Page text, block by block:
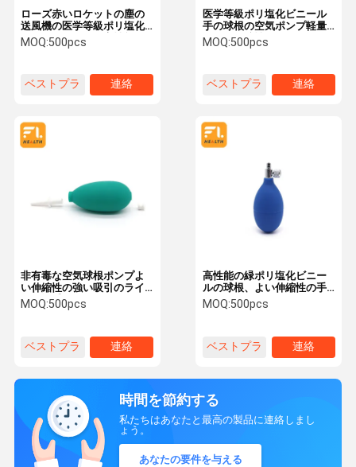
ローズ赤いロケットの塵の
送風機の医学等級ポリ塩化
ビニールの軽量の高性能
MOQ:500pcs
ベストプラ
連絡
医学等級ポリ塩化ビニール
手の球根の空気ポンプ軽量
のよい伸縮性
MOQ:500pcs
ベストプラ
連絡
非有毒な空気球根ポンプよ
い伸縮性の強い吸引のライ
ト級選手
MOQ:500pcs
ベストプラ
連絡
高性能の緑ポリ塩化ビニー
ルの球根、よい伸縮性の手
動血圧のキット
MOQ:500pcs
ベストプラ
連絡
時間を節約する
私たちはあなたと最高の製品に連絡しまし
ょう。
あなたの要件を与える